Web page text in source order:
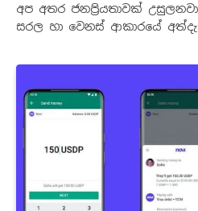
අප අතර ජනප්‍රියතාවක්
සරල හා වෙනස් ආකාරයේ